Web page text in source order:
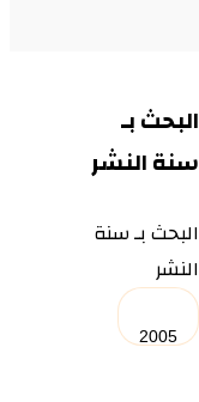
البحث بـ
سنة النشر
البحث بـ سنة
النشر